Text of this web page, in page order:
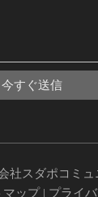
今すぐ送信
社スダポコミ
マップ| プライ